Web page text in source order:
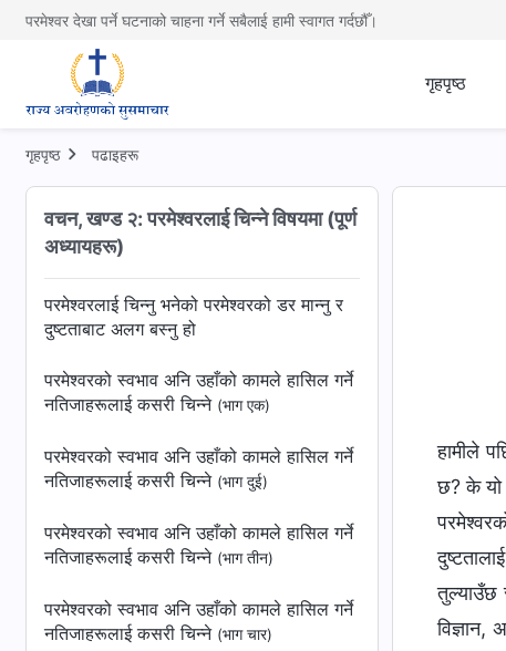
परमेश्वर देखा पर्ने घटनाको चाहना गर्ने सबैलाई हामी स्वागत गर्दछौँ।
गृहपृष्ठ
गृहपृष्ठ पढाइहरू
वचन, खण्ड २: परमेश्‍वरलाई चिन्‍ने विषयमा (पूर्ण
अध्यायहरू)
परमेश्‍वरलाई चिन्‍नु भनेको परमेश्‍वरको डर मान्‍नु र
दुष्‍टताबाट अलग बस्‍नु हो
परमेश्‍वरको स्वभाव अनि उहाँको कामले हासिल गर्ने
नतिजाहरूलाई कसरी चिन्ने (भाग एक)
परमेश्‍वरको स्वभाव अनि उहाँको कामले हासिल गर्ने
नतिजाहरूलाई कसरी चिन्ने (भाग दुई)
परमेश्‍वरको स्वभाव अनि उहाँको कामले हासिल गर्ने
नतिजाहरूलाई कसरी चिन्ने (भाग तीन)
परमेश्‍वरको स्वभाव अनि उहाँको कामले हासिल गर्ने
नतिजाहरूलाई कसरी चिन्ने (भाग चार)
हामीले
छ? के यो
तुल्याउँछ
विज्ञान,